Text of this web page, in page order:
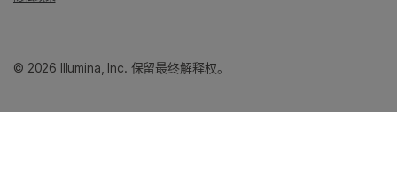
© 2026 Illumina, Inc. 保留最终解释权。